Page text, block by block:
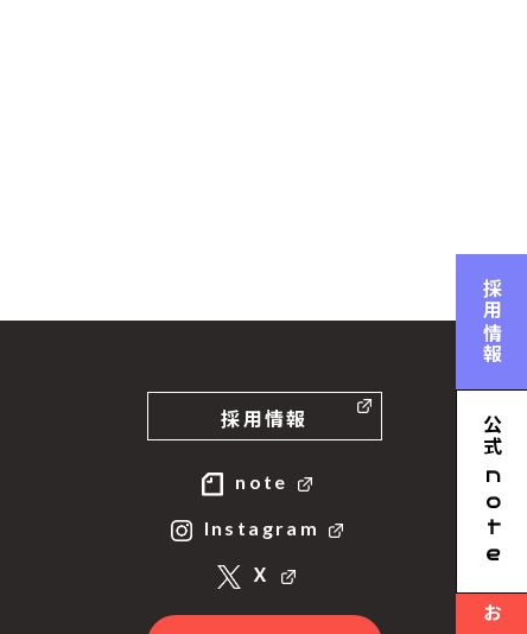
採用情報
note
Instagram
Ｘ
採用情報
公式
n
ote